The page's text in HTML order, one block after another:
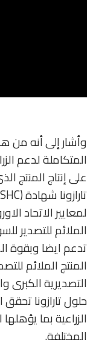
وأشار إلى أنه من
المتكاملة لدعم
على إنتاج المنتج
لمعايير الاتحاد
الملائم للتصدير
تدعم ايضا وبقوة
المنتج الملائم
التصديرية الكبرى
حلول تارازونا
الزراعية بما
المختلفة.